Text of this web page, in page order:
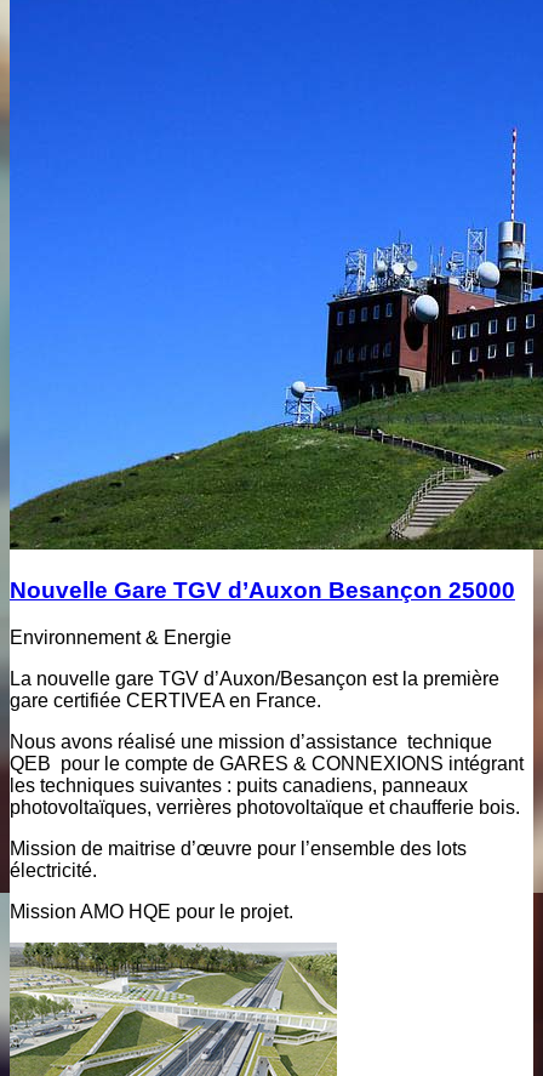
Nouvelle Gare TGV d’Auxon Besançon 25000
Environnement & Energie
La nouvelle gare TGV d’Auxon/Besançon est la première
gare certifiée CERTIVEA en France.
Nous avons réalisé une mission d’assistance technique
QEB pour le compte de GARES & CONNEXIONS intégrant
les techniques suivantes : puits canadiens, panneaux
photovoltaïques, verrières photovoltaïque et chaufferie bois.
Mission de maitrise d’œuvre pour l’ensemble des lots
électricité.
Mission AMO HQE pour le projet.